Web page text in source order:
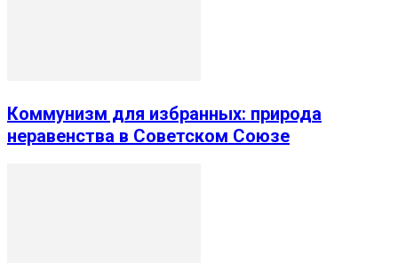
Коммунизм для избранных: природа
неравенства в Советском Союзе